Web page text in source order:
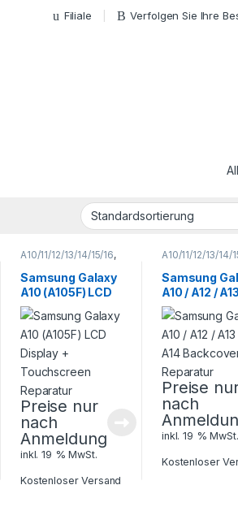
Filiale Verfolgen Sie Ihre
A10/11/12/13/14/15/16,
Samsung,
Smartphone
Reparatur
Samsung Galaxy
A10 (A105F) LCD
Display +
Touchscreen
Reparatur
Preise nur
nach
Anmeldung
inkl. 19 % MwSt.
Kostenloser Versand
A10/11/12/13/14/
Samsung,
Smartphone
Reparatur
Samsung
A10 / A12 /
A14
Reparatur
Preise
nach
inkl. 19 % MwSt.
Kostenloser